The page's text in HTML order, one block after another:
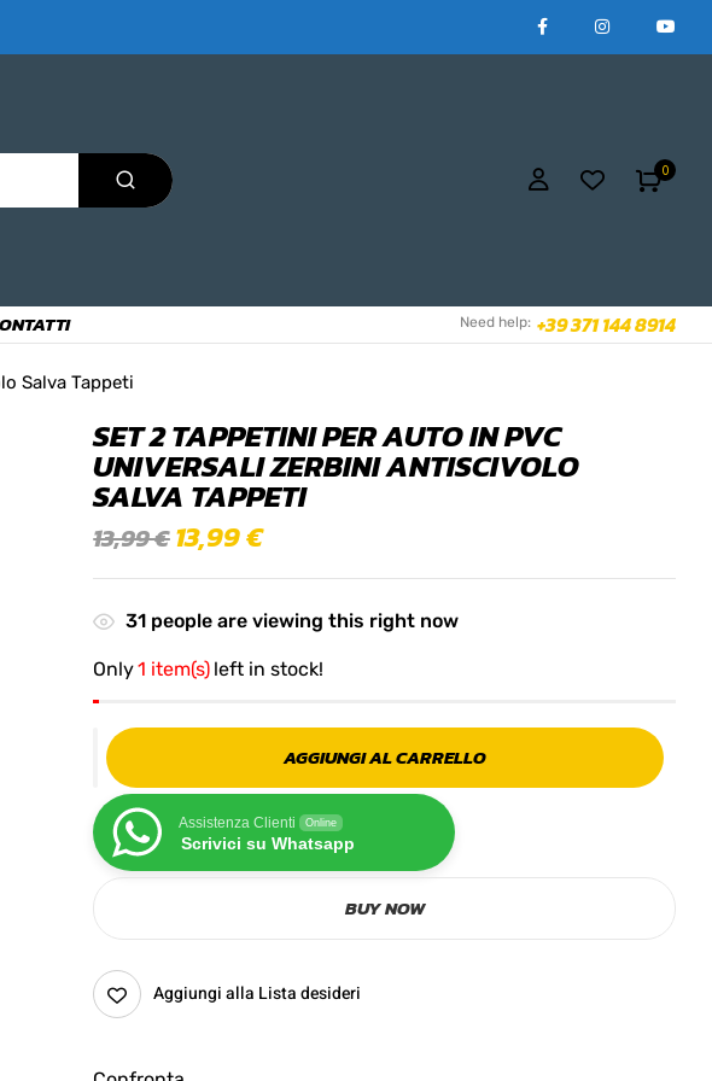
0
Need help: +39 371 144 8914
Salva Tappeti
SET 2 TAPPETINI PER AUTO IN PVC
UNIVERSALI ZERBINI ANTISCIVOLO
SALVA TAPPETI
13,99€13,99€
31 people are viewing this right now
Only1 item(s) left in stock!
AGGIUNGI AL CARRELLO
Assistenza Clienti Online
Scrivici su Whatsapp
BUY NOW
Aggiungi alla Lista desideri